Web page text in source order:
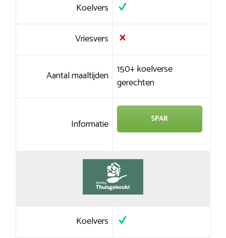
Koelvers
Vriesvers
Aantal maaltijden 150+ koelverse
gerechten
Informatie SPAR
Koelvers